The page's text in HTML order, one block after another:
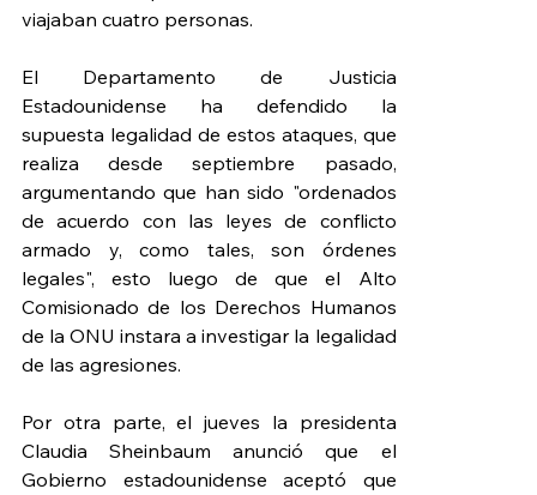
viajaban cuatro personas.
El Departamento de Justicia
Estadounidense ha defendido la
supuesta legalidad de estos ataques, que
realiza desde septiembre pasado,
argumentando que han sido "ordenados
de acuerdo con las leyes de conflicto
armado y, como tales, son órdenes
legales", esto luego de que el Alto
Comisionado de los Derechos Humanos
de la ONU instara a investigar la legalidad
de las agresiones.
Por otra parte, el jueves la presidenta
Claudia Sheinbaum anunció que el
Gobierno estadounidense aceptó que